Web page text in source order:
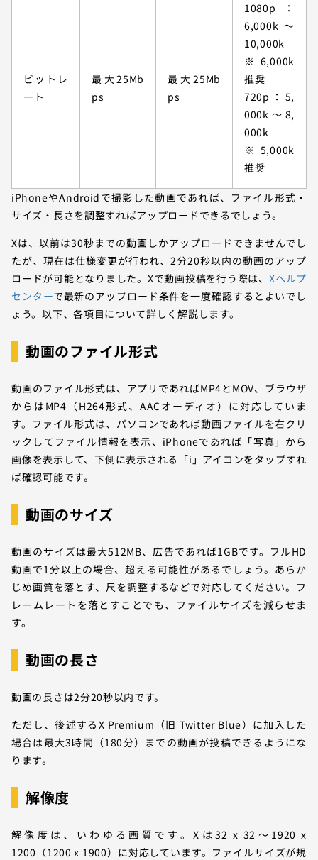
ビットレ
ート
最大25Mb
ps
最大25Mb
ps
1080p：
6,000k～
10,000k
※6,000k
推奨
720p：5,
000k～8,
000k
※5,000k
推奨
iPhoneやAndroidで撮影した動画であれば、ファイル形式・
サイズ・長さを調整すればアップロードできるでしょう。
Xは、以前は30秒までの動画しかアップロードできませんでし
たが、現在は仕様変更が行われ、2分20秒以内の動画のアップ
ロードが可能となりました。Xで動画投稿を行う際は、 Xヘルプ
センターで最新のアップロード条件を一度確認するとよいでし
ょう。以下、各項目について詳しく解説します。
動画のファイル形式
動画のファイル形式は、アプリであればMP4とMOV、ブラウザ
からはMP4（H264形式、AACオーディオ）に対応していま
す。ファイル形式は、パソコンであれば動画ファイルを右クリ
ックしてファイル情報を表示、iPhoneであれば「写真」から
画像を表示して、下側に表示される「i」アイコンをタップすれ
ば確認可能です。
動画のサイズ
動画のサイズは最大512MB、広告であれば1GBです。フルHD
動画で1分以上の場合、超える可能性があるでしょう。あらか
じめ画質を落とす、尺を調整するなどで対応してください。フ
レームレートを落とすことでも、ファイルサイズを減らせま
す。
動画の長さ
動画の長さは2分20秒以内です。
ただし、後述するX Premium（旧 Twitter Blue）に加入した
場合は最大3時間（180分）までの動画が投稿できるようにな
ります。
解像度
解像度は、いわゆる画質です。Xは32 x 32〜1920 x
1200（1200 x 1900）に対応しています。ファイルサイズが規